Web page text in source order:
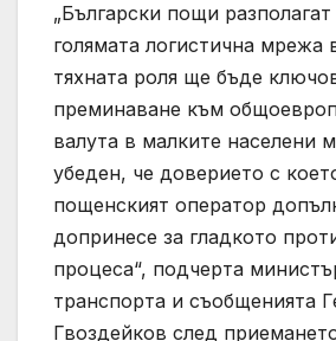
„Български пощи
голямата логистична мрежа
тяхната роля ще бъде
преминаване към
валута в малките населени
убеден, че доверието с
пощенският оператор
допринесе за гладкото
процеса“, подчерта
транспорта и съобщенията
Гвоздейков след